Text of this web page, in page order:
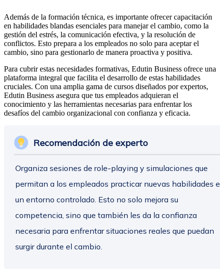
Además de la formación técnica, es importante ofrecer capacitación
en habilidades blandas esenciales para manejar el cambio, como la
gestión del estrés, la comunicación efectiva, y la resolución de
conflictos. Esto prepara a los empleados no solo para aceptar el
cambio, sino para gestionarlo de manera proactiva y positiva.
Para cubrir estas necesidades formativas, Edutin Business ofrece una
plataforma integral que facilita el desarrollo de estas habilidades
cruciales. Con una amplia gama de cursos diseñados por expertos,
Edutin Business asegura que tus empleados adquieran el
conocimiento y las herramientas necesarias para enfrentar los
desafíos del cambio organizacional con confianza y eficacia.
Recomendación de experto
Organiza sesiones de role-playing y simulaciones que
permitan a los empleados practicar nuevas habilidades
un entorno controlado. Esto no solo mejora su
competencia, sino que también les da la confianza
necesaria para enfrentar situaciones reales que puedan
surgir durante el cambio.